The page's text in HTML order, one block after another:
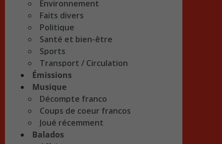
Environnement
Faits divers
Politique
Santé et bien-être
Sports
Transport / Circulation
Émissions
Musique
Décompte franco
Coups de coeur francos
Joué récemment
Balados